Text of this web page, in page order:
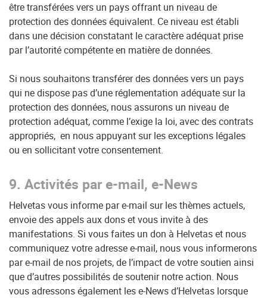
être transférées vers un pays offrant un niveau de
protection des données équivalent. Ce niveau est établi
dans une décision constatant le caractère adéquat prise
par l’autorité compétente en matière de données.
Si nous souhaitons transférer des données vers un pays
qui ne dispose pas d’une réglementation adéquate sur la
protection des données, nous assurons un niveau de
protection adéquat, comme l’exige la loi, avec des contrats
appropriés, en nous appuyant sur les exceptions légales
ou en sollicitant votre consentement.
9. Activités par e-mail, e-News
Helvetas vous informe par e-mail sur les thèmes actuels,
envoie des appels aux dons et vous invite à des
manifestations. Si vous faites un don à Helvetas et nous
communiquez votre adresse e-mail, nous vous informerons
par e-mail de nos projets, de l’impact de votre soutien ainsi
que d’autres possibilités de soutenir notre action. Nous
vous adressons également les e-News d’Helvetas lorsque